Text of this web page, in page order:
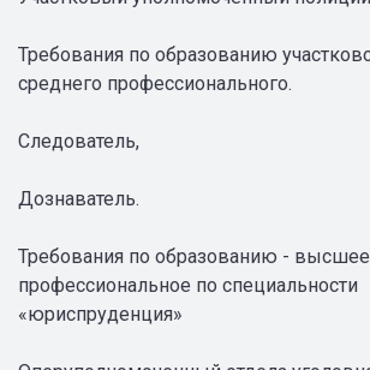
Требования по образованию
среднего профессионального.
Следователь,
Дознаватель.
Требования по образованию - высшее
профессиональное по специальности
«юриспруденция»